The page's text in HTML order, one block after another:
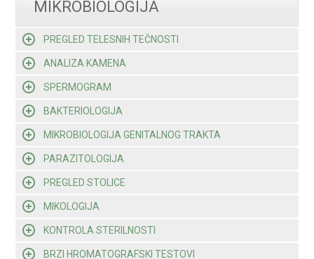
MIKROBIOLOGIJA
PREGLED TELESNIH TEČNOSTI
ANALIZA KAMENA
SPERMOGRAM
BAKTERIOLOGIJA
MIKROBIOLOGIJA GENITALNOG TRAKTA
PARAZITOLOGIJA
PREGLED STOLICE
MIKOLOGIJA
KONTROLA STERILNOSTI
BRZI HROMATOGRAFSKI TESTOVI